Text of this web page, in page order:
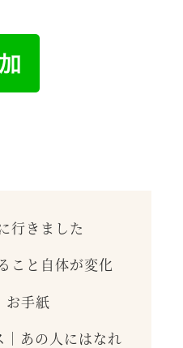
行きました
こと自体が変化
お手紙
｜あの人にはなれ